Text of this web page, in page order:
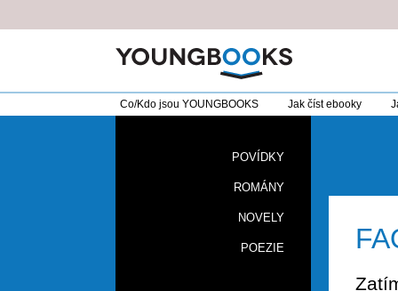
Co/Kdo jsou YOUNGBOOKS Jak číst ebooky
POVÍDKY
ROMÁNY
NOVELY
POEZIE